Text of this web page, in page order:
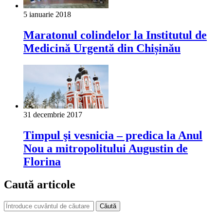
5 ianuarie 2018
Maratonul colindelor la Institutul de
Medicină Urgentă din Chișinău
31 decembrie 2017
Timpul şi vesnicia – predica la Anul
Nou a mitropolitului Augustin de
Florina
Caută articole
Căută